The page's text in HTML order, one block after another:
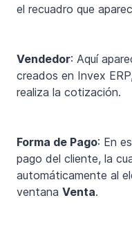
el recuadro que
Vendedor: Aquí
creados en Invex
realiza la cotización.
Forma de Pago: En
pago del cliente, la
automáticamente al
ventana Venta.